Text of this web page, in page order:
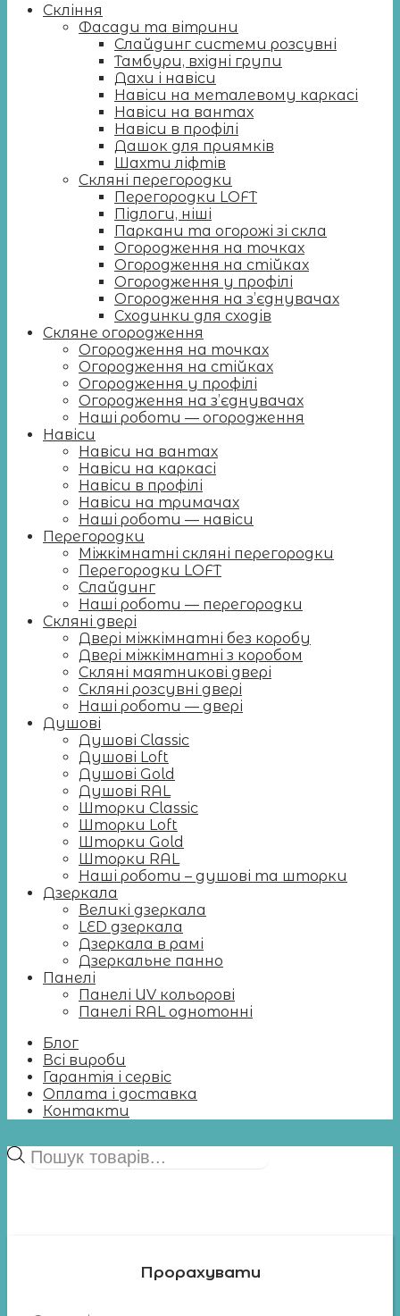
Скління
Фасади та вітрини
Слайдинг системи розсувні
Тамбури, вхідні групи
Дахи і навіси
Навіси на металевому каркасі
Навіси на вантах
Навіси в профілі
Дашок для приямків
Шахти ліфтів
Скляні перегородки
Перегородки LOFT
Підлоги, ніші
Паркани та огорожі зі скла
Огородження на точках
Огородження на стійках
Огородження у профілі
Огородження на з’єднувачах
Сходинки для сходів
Скляне огородження
Огородження на точках
Огородження на стійках
Огородження у профілі
Огородження на з’єднувачах
Наші роботи — огородження
Навіси
Навіси на вантах
Навіси на каркасі
Навіси в профілі
Навіси на тримачах
Наші роботи — навіси
Перегородки
Міжкімнатні скляні перегородки
Перегородки LOFT
Слайдинг
Наші роботи — перегородки
Скляні двері
Двері міжкімнатні без коробу
Двері міжкімнатні з коробом
Скляні маятникові двері
Скляні розсувні двері
Наші роботи — двері
Душові
Душові Classic
Душові Loft
Душові Gold
Душові RAL
Шторки Classic
Шторки Loft
Шторки Gold
Шторки RAL
Наші роботи – душові та шторки
Дзеркала
Великі дзеркала
LED дзеркала
Дзеркала в рамі
Дзеркальне панно
Панелі
Панелі UV кольорові
Панелі RAL однотонні
Блог
Всі вироби
Гарантія і сервіс
Оплата і доставка
Контакти
Пошук
товарів
Прорахувати